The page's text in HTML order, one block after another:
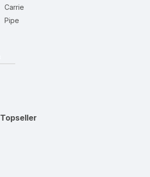
Carrie
Pipe
Topseller